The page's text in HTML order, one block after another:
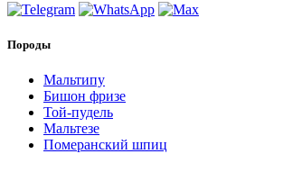
Породы
Мальтипу
Бишон фризе
Той-пудель
Мальтезе
Померанский шпиц